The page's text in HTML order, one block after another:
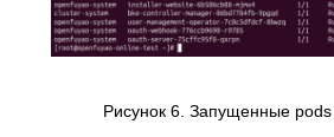
Рисунок 6. Запущенные